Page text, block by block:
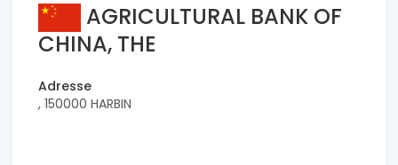
AGRICULTURAL BANK OF
CHINA, THE
Adresse
, 150000 HARBIN